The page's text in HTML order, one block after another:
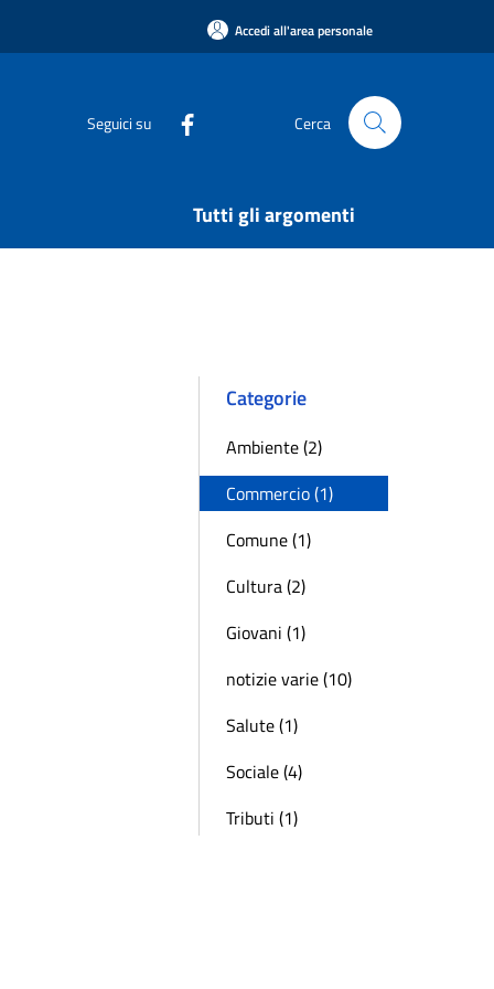
Accedi all'area personale
Seguici su Cerca
Tutti gli argomenti
Categorie
Ambiente (2)
Commercio (1)
Comune (1)
Cultura (2)
Giovani (1)
notizie varie (10)
Salute (1)
Sociale (4)
Tributi (1)